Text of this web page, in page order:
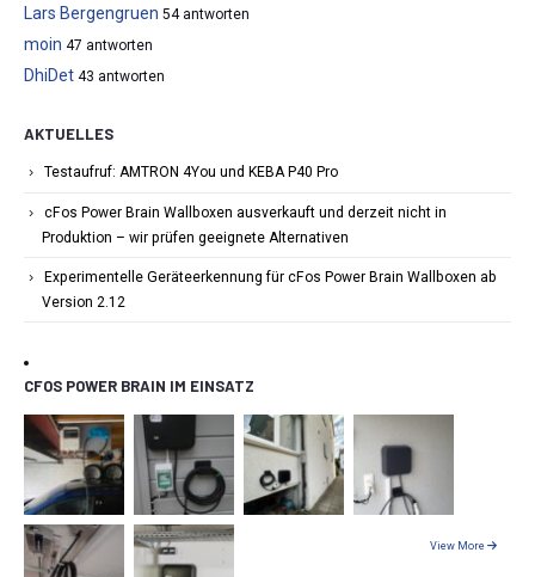
Lars Bergengruen 54 antworten
moin 47 antworten
DhiDet 43 antworten
AKTUELLES
Testaufruf: AMTRON 4You und KEBA P40 Pro
cFos Power Brain Wallboxen ausverkauft und derzeit nicht in
Produktion – wir prüfen geeignete Alternativen
Experimentelle Geräteerkennung für cFos Power Brain Wallboxen ab
Version 2.12
CFOS POWER BRAIN IM EINSATZ
View More